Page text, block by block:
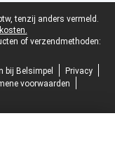
tenzij anders vermeld.
of verzendmethoden:
bij Belsimpel
Privacy
voorwaarden